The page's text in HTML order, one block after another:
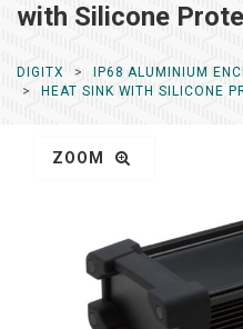
with Silicone
DIGITX
IP68 ALUMINIUM
HEAT SINK WITH SILICONE
ZOOM